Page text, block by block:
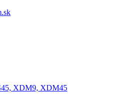
XDM9, XDM45